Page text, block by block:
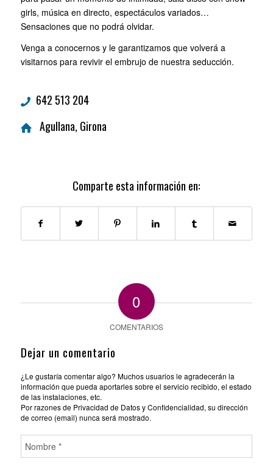
girls, música en directo, espectáculos variados…
Sensaciones que no podrá olvidar.
Venga a conocernos y le garantizamos que volverá a
visitarnos para revivir el embrujo de nuestra seducción.
642 513 204
Agullana, Girona
Comparte esta información en:
0
COMENTARIOS
Dejar un comentario
¿Le gustaría comentar algo? Muchos usuarios le agradecerán la
información que pueda aportarles sobre el servicio recibido, el estado
de las instalaciones, etc.
Por razones de Privacidad de Datos y Confidencialidad, su dirección
de correo (email) nunca será mostrado.